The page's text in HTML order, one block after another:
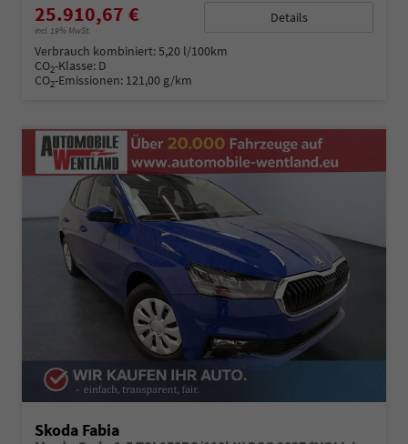
25.910,67 €
incl. 19% MwSt.
Details
Verbrauch kombiniert:5,20 l/100km
CO2-Klasse: D
CO2-Emissionen: 121,00 g/km
Skoda Fabia